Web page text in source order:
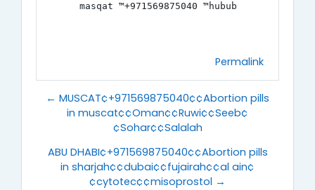
masqat ™+971569875040 ™hubub
Permalink
← MUSCAT¢+971569875040¢¢Abortion pills
in muscat¢¢Oman¢¢Ruwi¢¢Seeb¢
¢Sohar¢¢Salalah
ABU DHABI¢+971569875040¢¢Abortion pills
in sharjah¢¢dubai¢¢fujairah¢¢al ain¢
¢cytotec¢¢misoprostol →